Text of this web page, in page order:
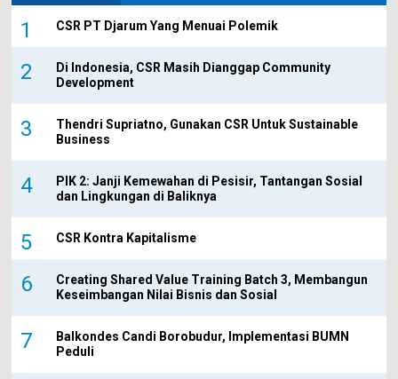
CSR PT Djarum Yang Menuai Polemik
Di Indonesia, CSR Masih Dianggap Community
Development
Thendri Supriatno, Gunakan CSR Untuk Sustainable
Business
PIK 2: Janji Kemewahan di Pesisir, Tantangan Sosial
dan Lingkungan di Baliknya
CSR Kontra Kapitalisme
Creating Shared Value Training Batch 3, Membangun
Keseimbangan Nilai Bisnis dan Sosial
Balkondes Candi Borobudur, Implementasi BUMN
Peduli